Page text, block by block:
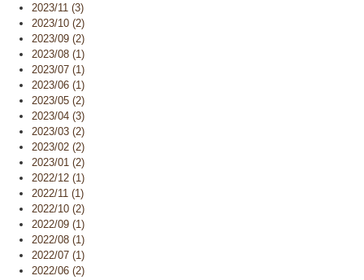
2023/11 (3)
2023/10 (2)
2023/09 (2)
2023/08 (1)
2023/07 (1)
2023/06 (1)
2023/05 (2)
2023/04 (3)
2023/03 (2)
2023/02 (2)
2023/01 (2)
2022/12 (1)
2022/11 (1)
2022/10 (2)
2022/09 (1)
2022/08 (1)
2022/07 (1)
2022/06 (2)